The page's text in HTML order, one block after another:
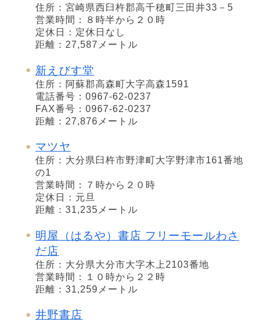
住所：宮崎県西臼杵郡高千穂町三田井33－5
営業時間：８時半から２０時
定休日：定休日なし
距離：27,587メートル
新えびす堂
住所：阿蘇郡高森町大字高森1591
電話番号：0967-62-0237
FAX番号：0967-62-0237
距離：27,876メートル
マツヤ
住所：大分県臼杵市野津町大字野津市161番地
の1
営業時間：７時から２０時
定休日：元旦
距離：31,235メートル
明屋（はるや）書店 フリーモールわさ
だ店
住所：大分県大分市大字木上2103番地
営業時間：１０時から２２時
距離：31,259メートル
井野書店